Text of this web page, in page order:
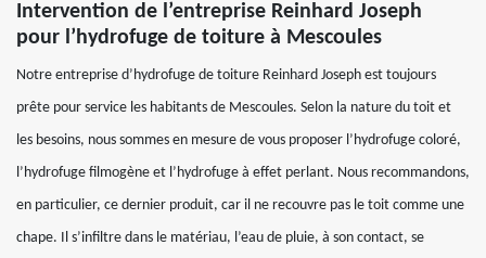
Intervention de l’entreprise Reinhard Joseph
pour l’hydrofuge de toiture à Mescoules
Notre entreprise d’hydrofuge de toiture Reinhard Joseph est toujours
prête pour service les habitants de Mescoules. Selon la nature du toit et
les besoins, nous sommes en mesure de vous proposer l’hydrofuge coloré,
l’hydrofuge filmogène et l’hydrofuge à effet perlant. Nous recommandons,
en particulier, ce dernier produit, car il ne recouvre pas le toit comme une
chape. Il s’infiltre dans le matériau, l’eau de pluie, à son contact, se